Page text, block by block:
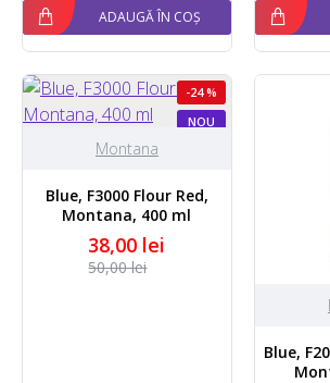
ADAUGĂ ÎN COȘ
NOU
-24 %
Montana
Blue, F3000 Flour Red,
Montana, 400 ml
38,00 lei
50,00 lei
Blue,